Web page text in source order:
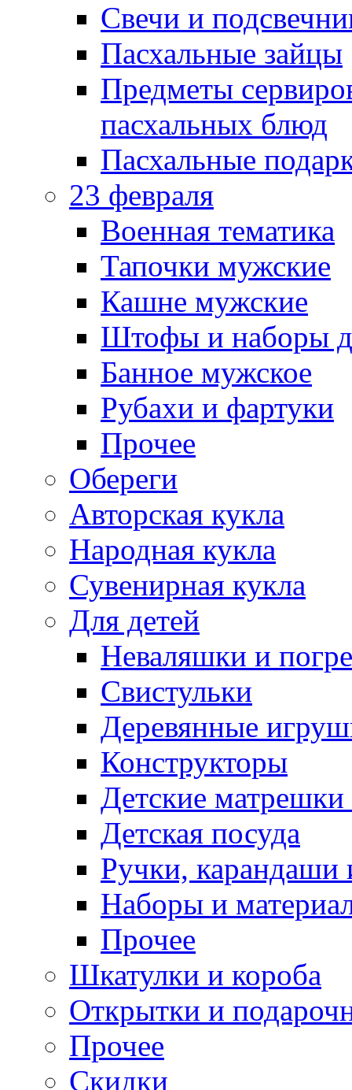
Свечи и
Пасхальные зайцы
Предметы
пасхальных блюд
Пасхальные
23 февраля
Военная тематика
Тапочки мужские
Кашне мужские
Штофы и наборы
Банное мужское
Рубахи и фартуки
Прочее
Обереги
Авторская кукла
Народная кукла
Сувенирная кукла
Для детей
Неваляшки и
Свистульки
Деревянные
Конструкторы
Детские
Детская посуда
Ручки,
Наборы и
Прочее
Шкатулки и короба
Открытки и
Прочее
Скидки